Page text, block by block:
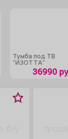
Тумба под ТВ
"ИЗОТТА"
36990
б/у